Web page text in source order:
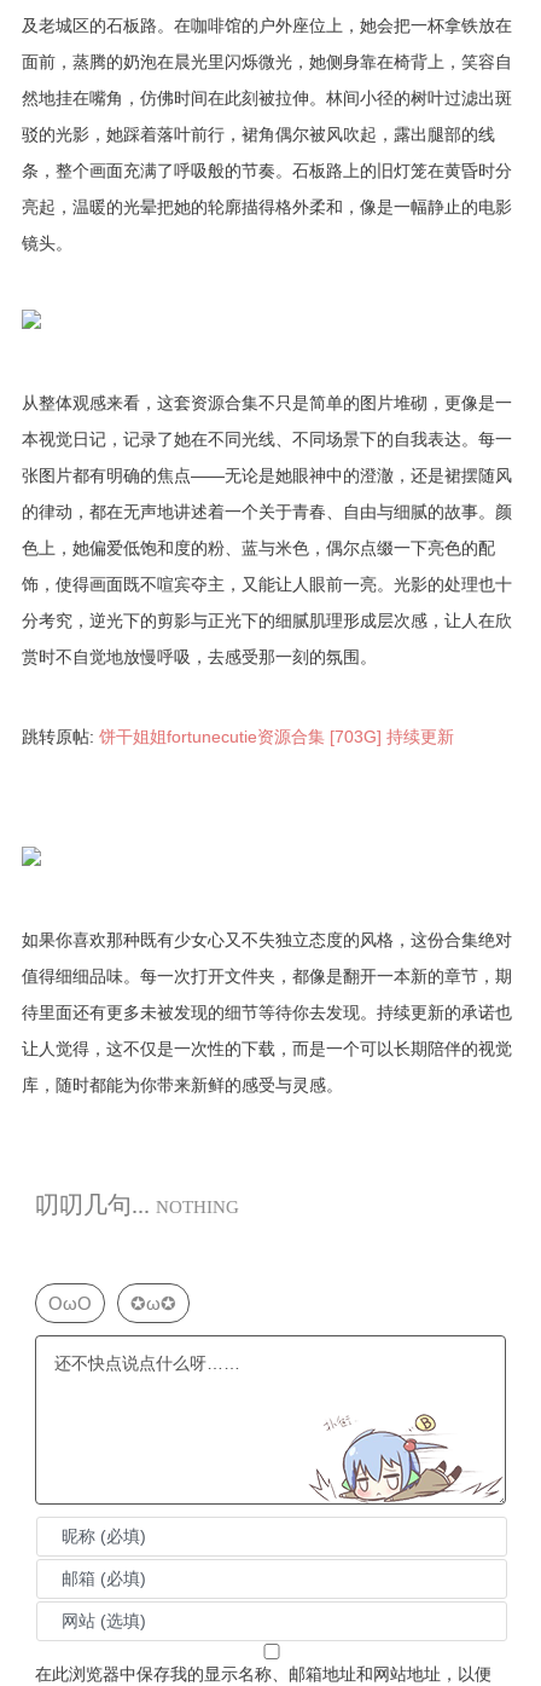
及老城区的石板路。在咖啡馆的户外座位上，她会把一杯拿铁放在
面前，蒸腾的奶泡在晨光里闪烁微光，她侧身靠在椅背上，笑容自
然地挂在嘴角，仿佛时间在此刻被拉伸。林间小径的树叶过滤出斑
驳的光影，她踩着落叶前行，裙角偶尔被风吹起，露出腿部的线
条，整个画面充满了呼吸般的节奏。石板路上的旧灯笼在黄昏时分
亮起，温暖的光晕把她的轮廓描得格外柔和，像是一幅静止的电影
镜头。
从整体观感来看，这套资源合集不只是简单的图片堆砌，更像是一
本视觉日记，记录了她在不同光线、不同场景下的自我表达。每一
张图片都有明确的焦点——无论是她眼神中的澄澈，还是裙摆随风
的律动，都在无声地讲述着一个关于青春、自由与细腻的故事。颜
色上，她偏爱低饱和度的粉、蓝与米色，偶尔点缀一下亮色的配
饰，使得画面既不喧宾夺主，又能让人眼前一亮。光影的处理也十
分考究，逆光下的剪影与正光下的细腻肌理形成层次感，让人在欣
赏时不自觉地放慢呼吸，去感受那一刻的氛围。
跳转原帖: 饼干姐姐fortunecutie资源合集 [703G] 持续更新
如果你喜欢那种既有少女心又不失独立态度的风格，这份合集绝对
值得细细品味。每一次打开文件夹，都像是翻开一本新的章节，期
待里面还有更多未被发现的细节等待你去发现。持续更新的承诺也
让人觉得，这不仅是一次性的下载，而是一个可以长期陪伴的视觉
库，随时都能为你带来新鲜的感受与灵感。
叨叨几句... NOTHING
OωO ✪ω✪
在此浏览器中保存我的显示名称、邮箱地址和网站地址，以便